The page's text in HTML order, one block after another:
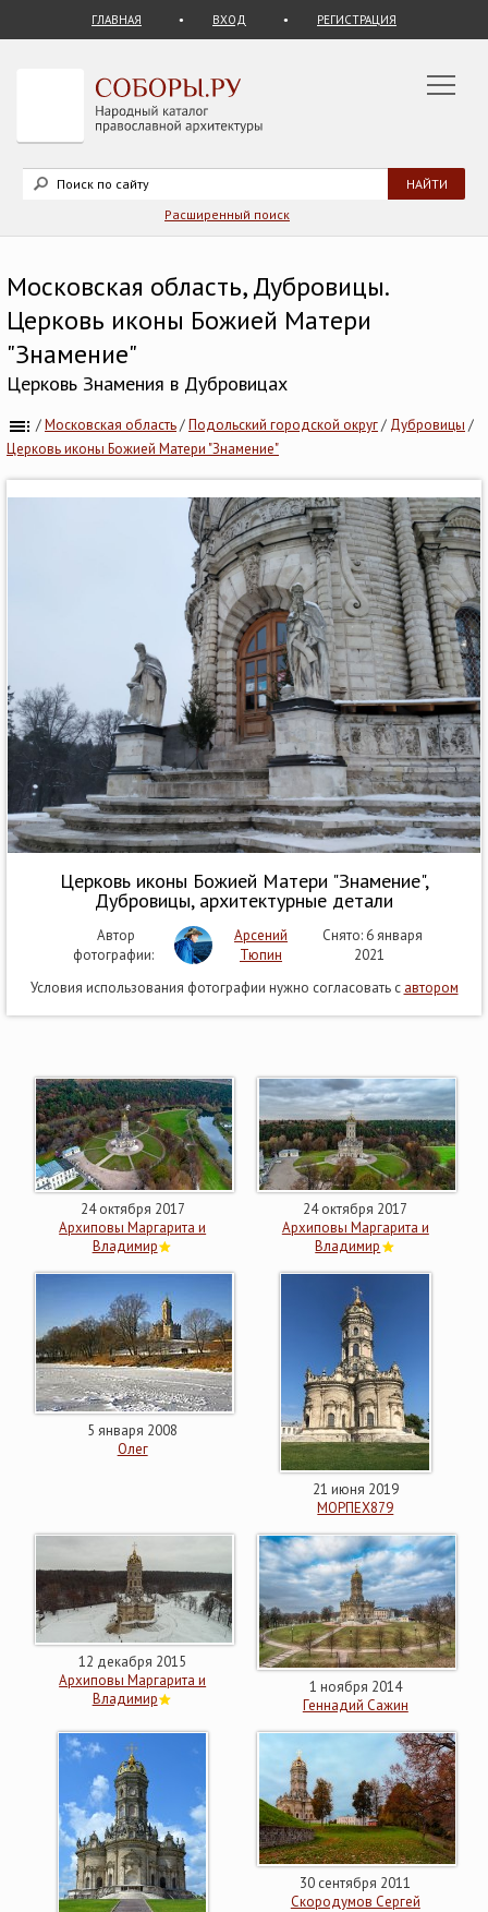
ГЛАВНАЯ ВХОД РЕГИСТРАЦИЯ
Расширенный поиск
Московская область, Дубровицы.
Церковь иконы Божией Матери
"Знамение"
Церковь Знамения в Дубровицах
/Московская область/Подольский городской округ/ Дубровицы /
Церковь иконы Божией Матери "Знамение"
Церковь иконы Божией Матери "Знамение",
Дубровицы, архитектурные детали
Автор
фотографии:
Арсений
Тюпин
Снято: 6 января
2021
Условия использования фотографии нужно согласовать с автором
24 октября 2017
Архиповы Маргарита и
Владимир
24 октября 2017
Архиповы Маргарита и
Владимир
5 января 2008
Олег
21 июня 2019
МОРПЕХ879
12 декабря 2015
Архиповы Маргарита и
Владимир
1 ноября 2014
Геннадий Сажин
30 сентября 2011
Скородумов Сергей